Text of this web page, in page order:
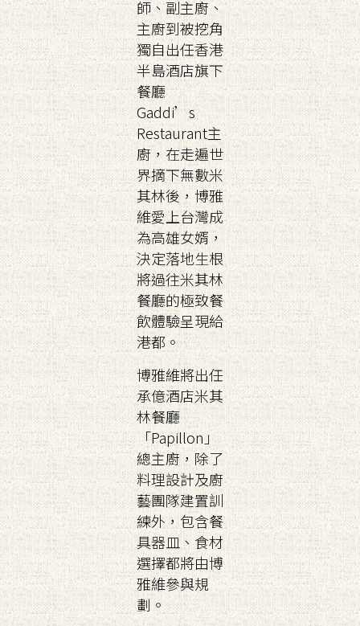
師、副主廚、
主廚到被挖角
獨自出任香港
半島酒店旗下
餐廳
Gaddi’s
Restaurant主
廚，在走遍世
界摘下無數米
其林後，博雅
維愛上台灣成
為高雄女婿，
決定落地生根
將過往米其林
餐廳的極致餐
飲體驗呈現給
港都。
博雅維將出任
承億酒店米其
林餐廳
「Papillon」
總主廚，除了
料理設計及廚
藝團隊建置訓
練外，包含餐
具器皿、食材
選擇都將由博
雅維參與規
劃。